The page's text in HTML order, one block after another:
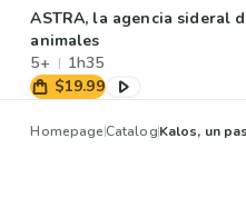
ASTRA, la agencia sideral
animales
5+
1h35
$19.99
HomepageCatalogKalos, un